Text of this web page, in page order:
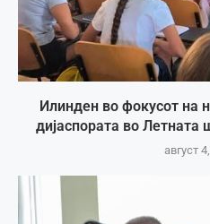
Илинден во фокусот на
дијаспората во
август